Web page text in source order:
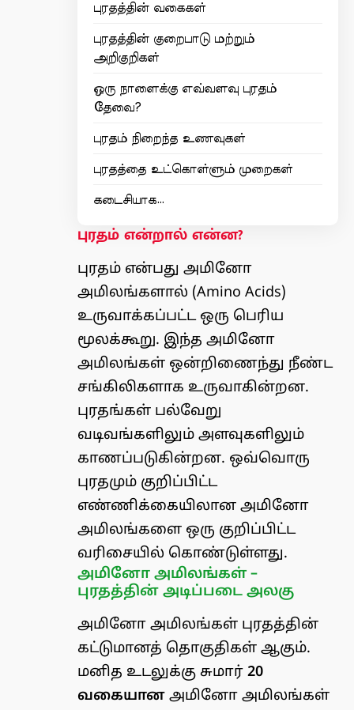
புரதத்தின் வகைகள்
புரதத்தின் குறைபாடு மற்றும்
அறிகுறிகள்
ஒரு நாளைக்கு எவ்வளவு புரதம்
தேவை?
புரதம் நிறைந்த உணவுகள்
புரதத்தை உட்கொள்ளும் முறைகள்
கடைசியாக…
புரதம் என்றால் என்ன?
புரதம் என்பது அமினோ
அமிலங்களால் (Amino Acids)
உருவாக்கப்பட்ட ஒரு பெரிய
மூலக்கூறு. இந்த அமினோ
அமிலங்கள் ஒன்றிணைந்து நீண்ட
சங்கிலிகளாக உருவாகின்றன.
புரதங்கள் பல்வேறு
வடிவங்களிலும் அளவுகளிலும்
காணப்படுகின்றன. ஒவ்வொரு
புரதமும் குறிப்பிட்ட
எண்ணிக்கையிலான அமினோ
அமிலங்களை ஒரு குறிப்பிட்ட
வரிசையில் கொண்டுள்ளது.
அமினோ அமிலங்கள் –
புரதத்தின் அடிப்படை அலகு
அமினோ அமிலங்கள் புரதத்தின்
கட்டுமானத் தொகுதிகள் ஆகும்.
மனித உடலுக்கு சுமார் 20
வகையான அமினோ அமிலங்கள்